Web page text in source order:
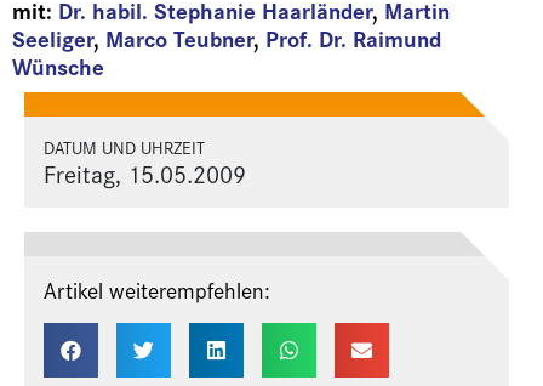
mit: Dr. habil. Stephanie Haarländer, Martin
Seeliger, Marco Teubner, Prof. Dr. Raimund
Wünsche
DATUM UND UHRZEIT
Freitag, 15.05.2009
Artikel weiterempfehlen: